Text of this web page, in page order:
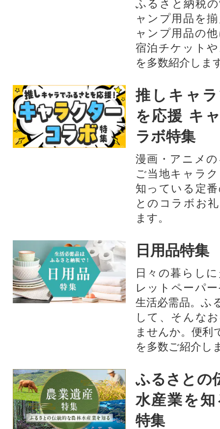
ふるさと納税
ャンプ用品を
ャンプ用品の
宿泊チケット
を多数紹介しま
推しキャ
を応援 キ
ラボ特集
漫画・アニメ
ご当地キャラ
知っている定
とのコラボお
ます。​
日用品特集
日々の暮らし
レットペーパ
生活必需品。ふ
して、そんな
ませんか。便利
を多数ご紹介し
ふるさとの
水産業を
特集